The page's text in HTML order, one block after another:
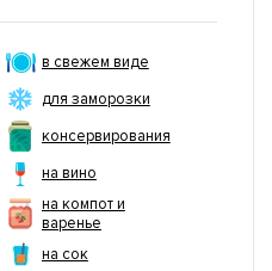
в свежем виде
для заморозки
консервирования
на вино
на компот и
варенье
на сок